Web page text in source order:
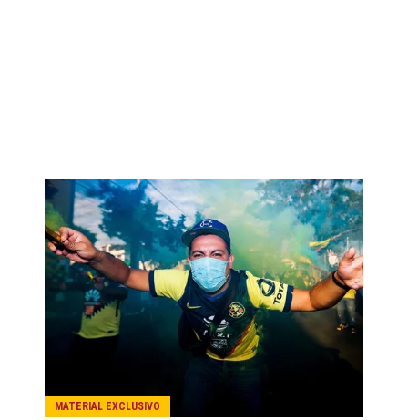
MATERIAL EXCLUSIVO